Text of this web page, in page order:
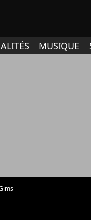
MUSIQUE